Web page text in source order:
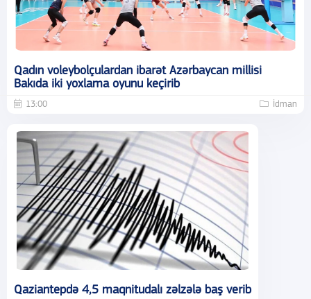
Qadın voleybolçulardan ibarət Azərbaycan millisi
Bakıda iki yoxlama oyunu keçirib
13:00 İdman
Qaziantepdə 4,5 maqnitudalı zəlzələ baş verib